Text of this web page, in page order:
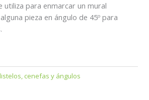
utiliza para enmarcar un mural
pieza en ángulo de 45º para
cenefas y ángulos